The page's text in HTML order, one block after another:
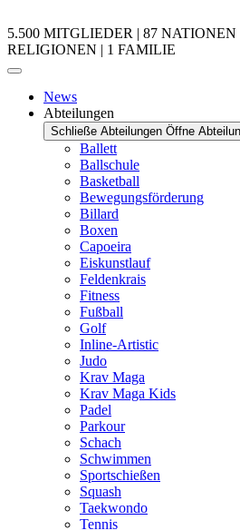
5.500 MITGLIEDER | 87
RELIGIONEN | 1 FAMILIE
News
Abteilungen
Schließe Abteilungen Öffne
Ballett
Ballschule
Basketball
Bewegungsförderung
Billard
Boxen
Capoeira
Eiskunstlauf
Feldenkrais
Fitness
Fußball
Golf
Inline-Artistic
Judo
Krav Maga
Krav Maga Kids
Padel
Parkour
Schach
Schwimmen
Sportschießen
Squash
Taekwondo
Tennis